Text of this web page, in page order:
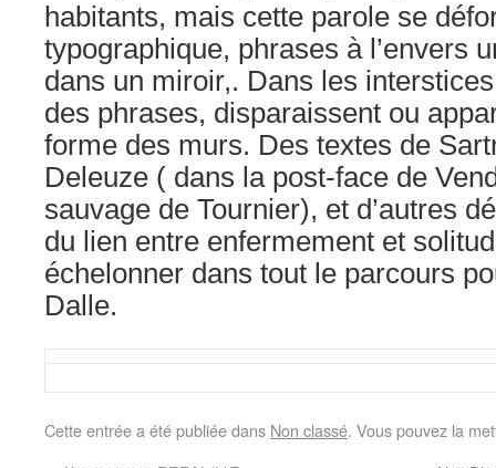
habitants, mais cette parole se
typographique, phrases à l’envers
dans un miroir,. Dans les
des phrases, disparaissent ou
forme des murs. Des textes de
Deleuze ( dans la post-face de
sauvage de Tournier), et d’autres
du lien entre enfermement et
échelonner dans tout le parcours
Dalle.
Cette entrée a été publiée dans Non classé. Vous pouvez la